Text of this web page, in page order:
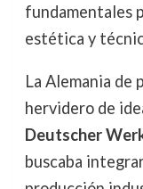
fundamentales
estética y
La Alemania de
hervidero de
Deutscher
buscaba